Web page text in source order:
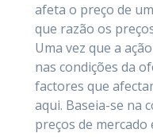
afeta o preço de
que razão os
Uma vez que a
nas condições da
factores que
aqui. Baseia-se na
preços de